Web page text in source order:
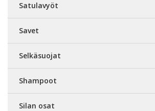
Satulavyöt
Savet
Selkäsuojat
Shampoot
Silan osat